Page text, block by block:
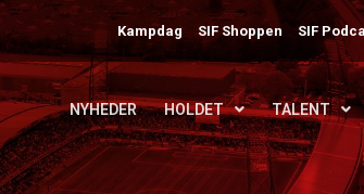
Kampdag SIF Shoppen SIF
NYHEDER HOLDET TALENT